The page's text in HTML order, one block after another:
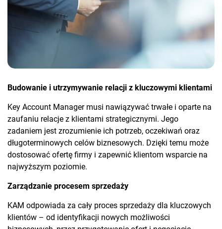
Budowanie i utrzymywanie relacji z kluczowymi klientami
Key Account Manager musi nawiązywać trwałe i oparte na
zaufaniu relacje z klientami strategicznymi. Jego
zadaniem jest zrozumienie ich potrzeb, oczekiwań oraz
długoterminowych celów biznesowych. Dzięki temu może
dostosować ofertę firmy i zapewnić klientom wsparcie na
najwyższym poziomie.
Zarządzanie procesem sprzedaży
KAM odpowiada za cały proces sprzedaży dla kluczowych
klientów – od identyfikacji nowych możliwości